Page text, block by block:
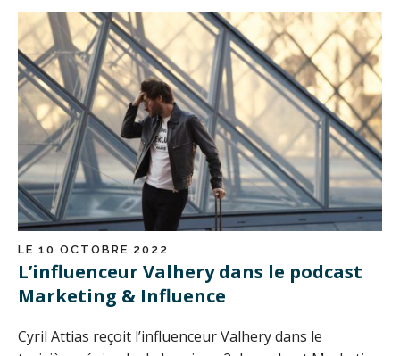
LE 10 OCTOBRE 2022
L’influenceur Valhery dans le podcast
Marketing & Influence
Cyril Attias reçoit l’influenceur Valhery dans le